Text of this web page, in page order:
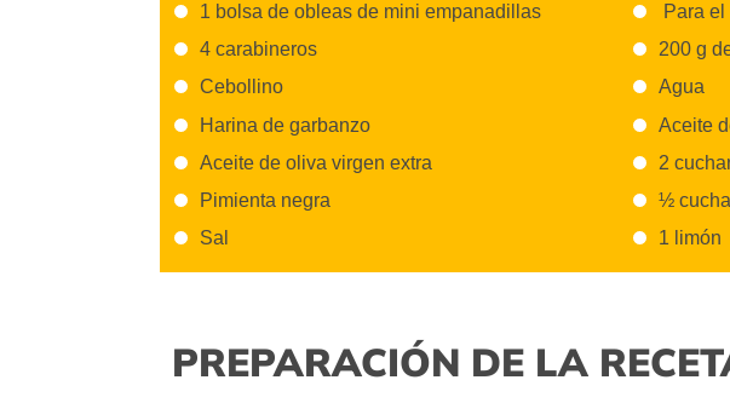
1 bolsa de obleas de mini empanadillas
4 carabineros
Cebollino
Harina de garbanzo
Aceite de oliva virgen extra
Pimienta negra
Sal
Para el
200 g
Agua
Aceite
2
½
1 limón
PREPARACIÓN DE LA